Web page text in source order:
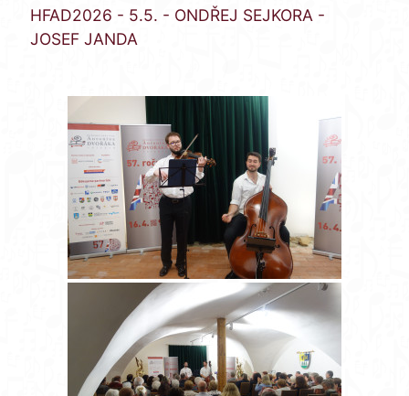
HFAD2026 - 5.5. - ONDŘEJ SEJKORA -
JOSEF JANDA